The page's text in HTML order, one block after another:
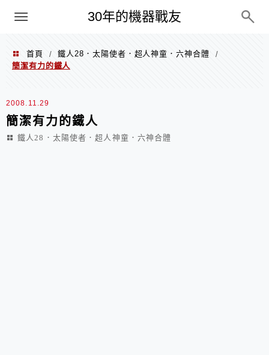
30年的機器戰友
PC
首頁 / 鐵人28．太陽使者．超人神童．六神合體
/
簡潔有力的鐵人
2008.11.29
簡潔有力的鐵人
鐵人28．太陽使者．超人神童．六神合體